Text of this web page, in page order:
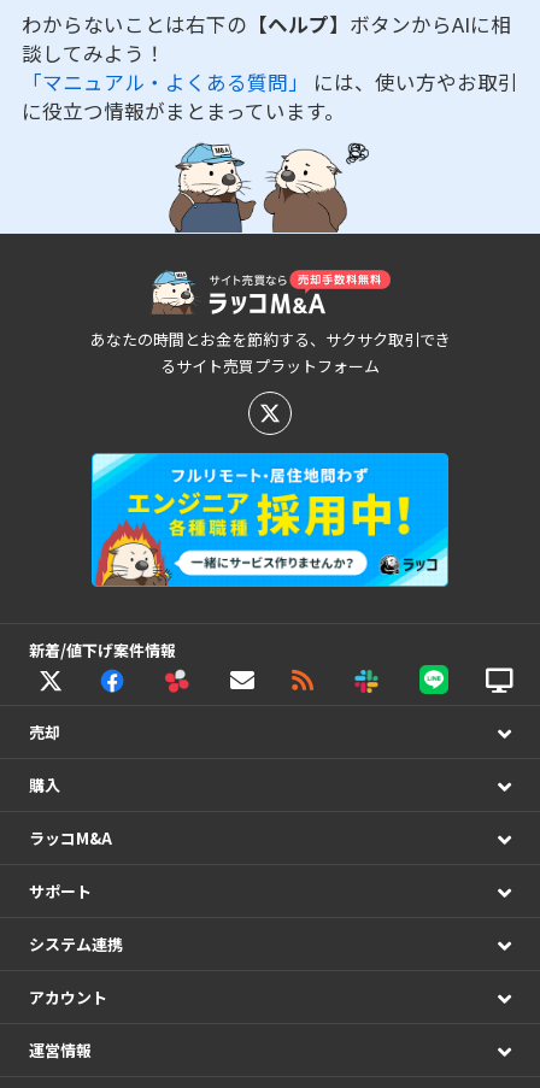
わからないことは右下の 【ヘルプ】 ボタンからAIに相
談してみよう！
「マニュアル・よくある質問」 には、使い方やお取引
に役立つ情報がまとまっています。
あなたの時間とお金を節約する、サクサク取引でき
るサイト売買プラットフォーム
新着/値下げ案件情報
売却
購入
ラッコM&A
サポート
システム連携
アカウント
運営情報